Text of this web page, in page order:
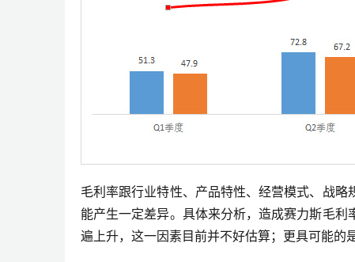
毛利率跟行业特性、产品特性、经营模式、战
能产生一定差异。具体来分析，造成赛力斯毛
遍上升，这一因素目前并不好估算；更具可能的